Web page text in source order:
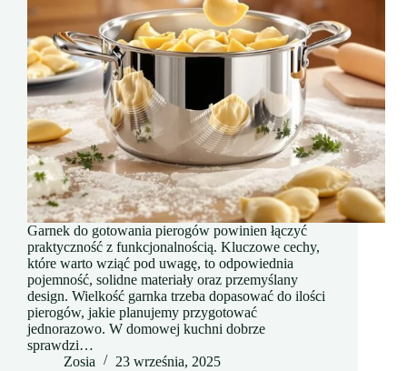
Garnek do gotowania pierogów powinien łączyć
praktyczność z funkcjonalnością. Kluczowe cechy,
które warto wziąć pod uwagę, to odpowiednia
pojemność, solidne materiały oraz przemyślany
design. Wielkość garnka trzeba dopasować do ilości
pierogów, jakie planujemy przygotować
jednorazowo. W domowej kuchni dobrze
sprawdzi…
Zosia
23 września, 2025